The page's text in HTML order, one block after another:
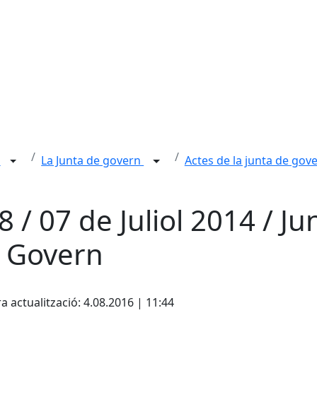
La Junta de govern
Actes de la junta de
/ 07 de Juliol 2014 /
actualització: 4.08.2016 | 11:44